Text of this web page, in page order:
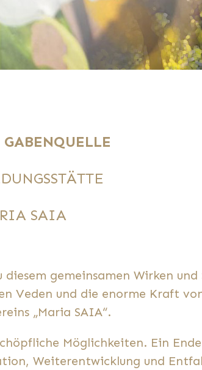
SAIA
gemeinsamen Wirken und
Veden und die enorme Kraft
„Maria SAIA“.
Möglichkeiten. Ein
Weiterentwicklung und